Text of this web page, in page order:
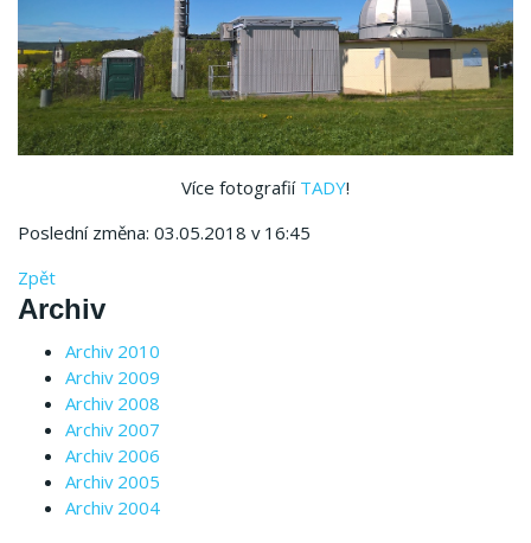
Více fotografií TADY!
Poslední změna: 03.05.2018 v 16:45
Zpět
Archiv
Archiv 2010
Archiv 2009
Archiv 2008
Archiv 2007
Archiv 2006
Archiv 2005
Archiv 2004